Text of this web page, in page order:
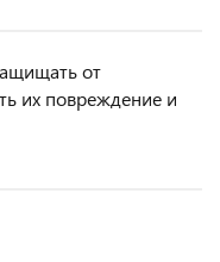
от
их повреждение и